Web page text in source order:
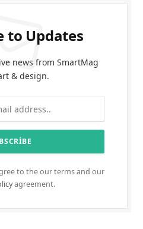
to Updates
news from SmartMag
& design.
to the our terms and our
agreement.